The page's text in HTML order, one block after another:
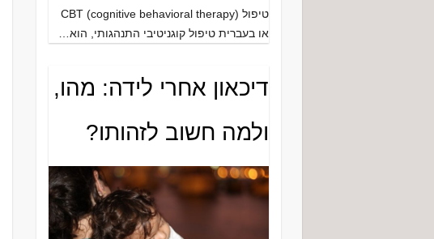
טיפול (CBT (cognitive behavioral therapy
או בעברית טיפול קוגניטיבי התנהגותי, הוא…
דיכאון אחרי לידה: מהו,
ולמה חשוב לזהותו?